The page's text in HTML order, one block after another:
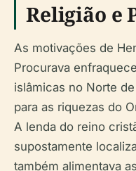
Religião e
As motivações de
Procurava
islâmicas no Norte
para as riquezas do
A lenda do reino
supostamente
também alimentava